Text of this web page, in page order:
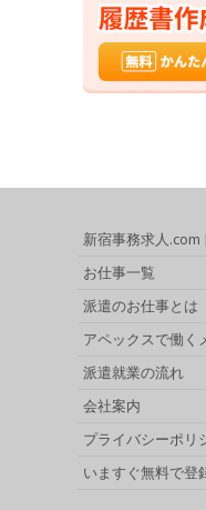
新宿事務求人.com
お仕事一覧
派遣のお仕事とは
アペックスで働く
派遣就業の流れ
会社案内
プライバシーポリ
いますぐ無料で登